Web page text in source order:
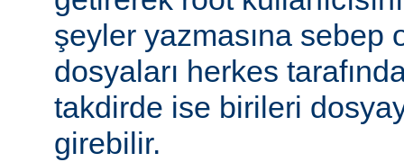
şeyler yazmasına sebep
dosyaları herkes
takdirde ise birileri
girebilir.